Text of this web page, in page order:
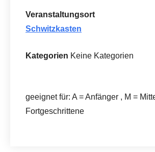
Veranstaltungsort
Schwitzkasten
Kategorien Keine Kategorien
geeignet für: A = Anfänger , M =
Fortgeschrittene